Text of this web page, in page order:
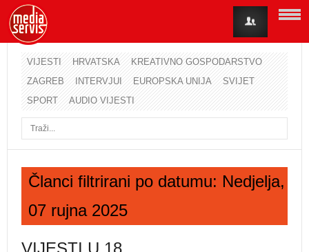
VIJESTI HRVATSKA
KREATIVNO GOSPODARSTVO
ZAGREB
INTERVJUI EUROPSKA UNIJA
SVIJET
SPORT
AUDIO VIJESTI
Članci filtrirani po datumu: Nedjelja,
07 rujna 2025
VIJESTI U 18
Korisničko ime
Lozinka
Zaboravili ste lozinku?